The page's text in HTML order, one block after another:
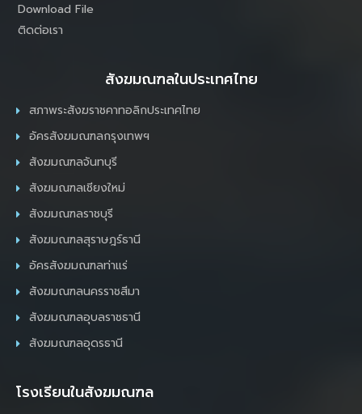
Download File
ติดต่อเรา
สังฆมณฑลในประเทศไทย
สภาพระสังฆราชคาทอลิกประเทศไทย
อัครสังฆมณฑลกรุงเทพฯ
สังฆมณฑลจันทบุรี
สังฆมณฑลเชียงใหม่
สังฆมณฑลราชบุรี
สังฆมณฑลสุราษฎร์ธานี
อัครสังฆมณฑลท่าแร่
สังฆมณฑลนครราชสีมา
สังฆมณฑลอุบลราชธานี
สังฆมณฑลอุดรธานี
โรงเรียนในสังฆมณฑล